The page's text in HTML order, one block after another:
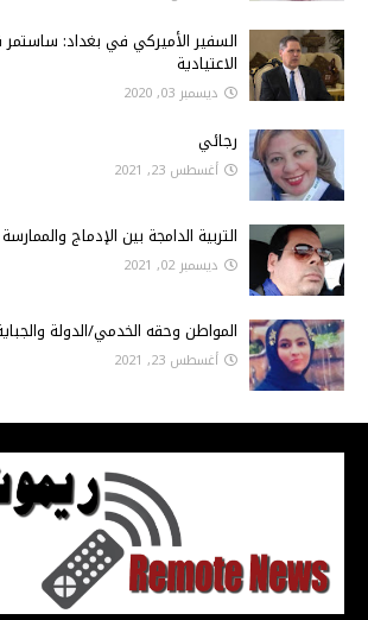
السفير الأميركي في بغداد: ساستمر
الاعتيادية
ديسمبر 03, 2020
رجائي
أغسطس 23, 2021
التربية الدامجة بين الإدماج
ديسمبر 02, 2021
المواطن وحقه الخدمي/الدولة
أغسطس 23, 2021